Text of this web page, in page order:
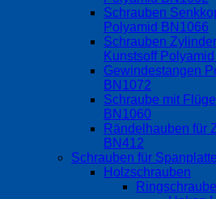
Schrauben
Polyamid BN1066
Schrauben
Kunstsoff
Gewindestangen
BN1072
Schraube mit
BN1060
Rändelhauben für
BN412
Schrauben für
Holzschrauben